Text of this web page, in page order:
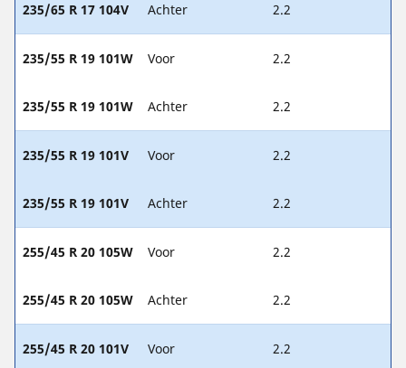
235/65 R 17 104V Achter 2.2
235/55 R 19 101W Voor 2.2
235/55 R 19 101W Achter 2.2
235/55 R 19 101V Voor 2.2
235/55 R 19 101V Achter 2.2
255/45 R 20 105W Voor 2.2
255/45 R 20 105W Achter 2.2
255/45 R 20 101V Voor 2.2